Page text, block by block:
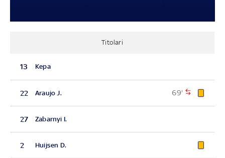
Titolari
13 Kepa
22 Araujo J. 69'
27 Zabarnyi I.
2 Huijsen D.